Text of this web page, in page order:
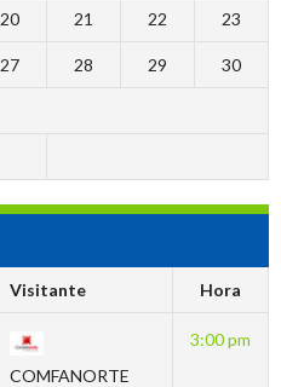
20 21 22 23
27 28 29 30
Visitante Hora
COMFANORTE
3:00 pm